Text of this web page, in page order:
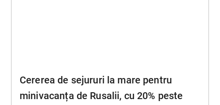
Cererea de sejururi la mare pentru
minivacanța de Rusalii, cu 20% peste